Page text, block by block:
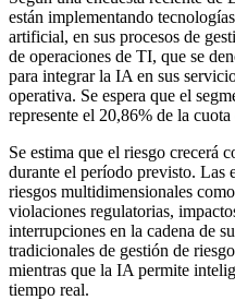
están implementando
artificial, en sus procesos de
de operaciones de TI, que se
para integrar la IA en sus
operativa. Se espera que el
represente el 20,86% de la
Se estima que el riesgo crecerá
durante el período previsto. Las
riesgos multidimensionales
violaciones regulatorias,
interrupciones en la cadena de
tradicionales de gestión de
mientras que la IA permite
tiempo real.